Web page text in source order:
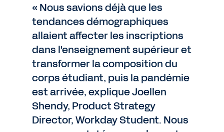
« Nous savions déjà que les
tendances démographiques
allaient affecter les inscriptions
dans l'enseignement supérieur et
transformer la composition du
corps étudiant, puis la pandémie
est arrivée, explique Joellen
Shendy, Product Strategy
Director, Workday Student. Nous